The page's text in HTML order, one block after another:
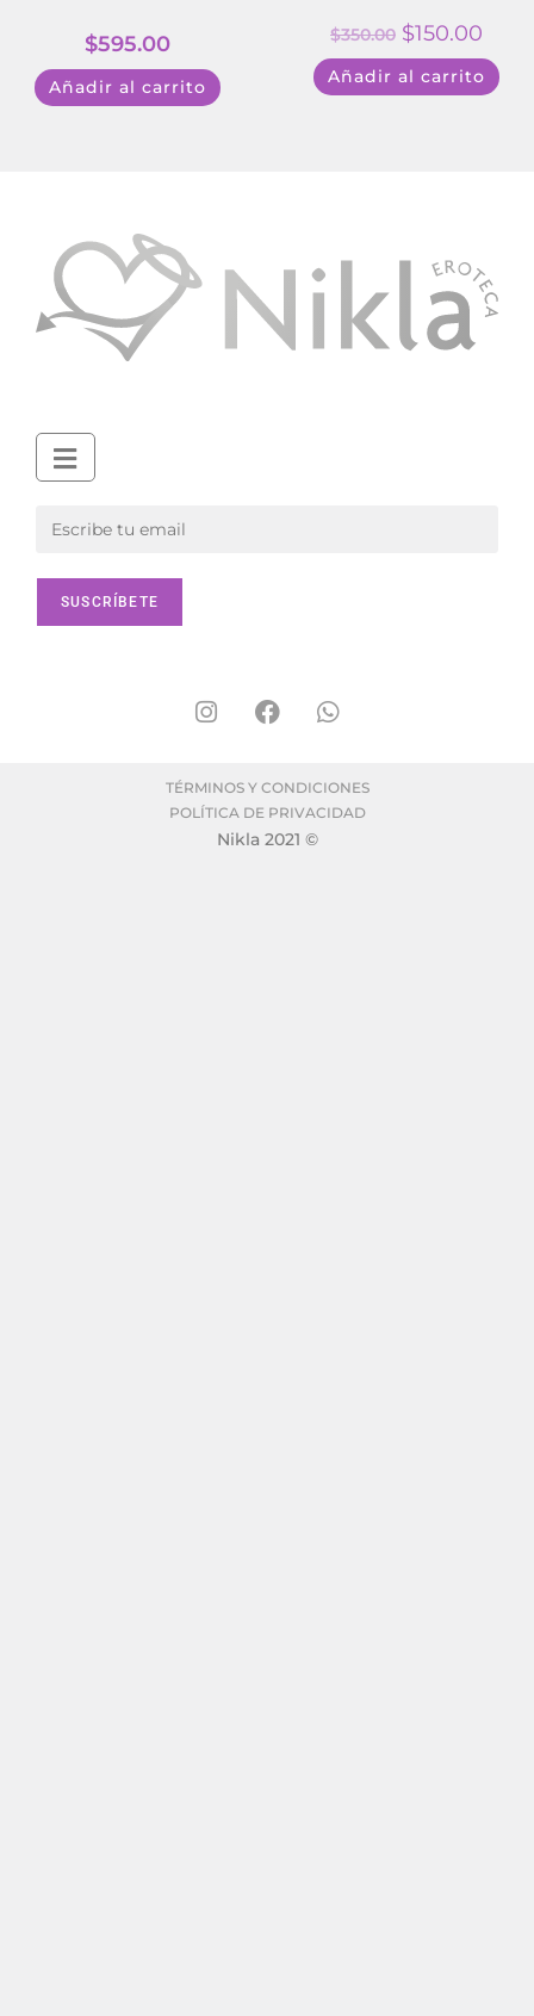
$595.00
Añadir al carrito
$350.00 $150.00
Añadir al carrito
TÉRMINOS Y CONDICIONES
POLÍTICA DE PRIVACIDAD
Nikla 2021 ©